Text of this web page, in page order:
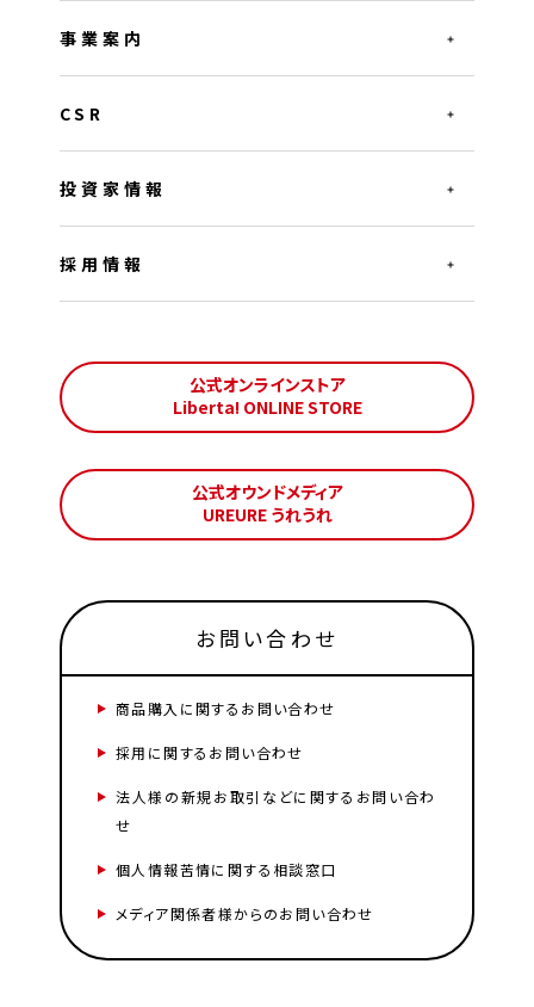
事業案内
CSR
投資家情報
採用情報
公式オンラインストア
Liberta! ONLINE STORE
公式オウンドメディア
UREURE うれうれ
お問い合わせ
商品購入に関するお問い合わせ
採用に関するお問い合わせ
法人様の新規お取引などに関するお問い合わ
せ
個人情報苦情に関する相談窓口
メディア関係者様からのお問い合わせ